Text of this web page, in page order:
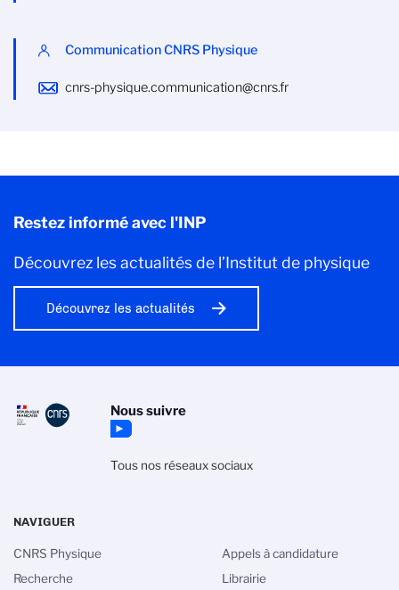
Communication CNRS Physique
cnrs-physique.communication@cnrs.fr
Restez informé avec l'INP
Découvrez les actualités de l’Institut de physique
Découvrez les actualités
Nous suivre
Tous nos réseaux sociaux
NAVIGUER
CNRS Physique
Recherche
Appels à candidature
Librairie